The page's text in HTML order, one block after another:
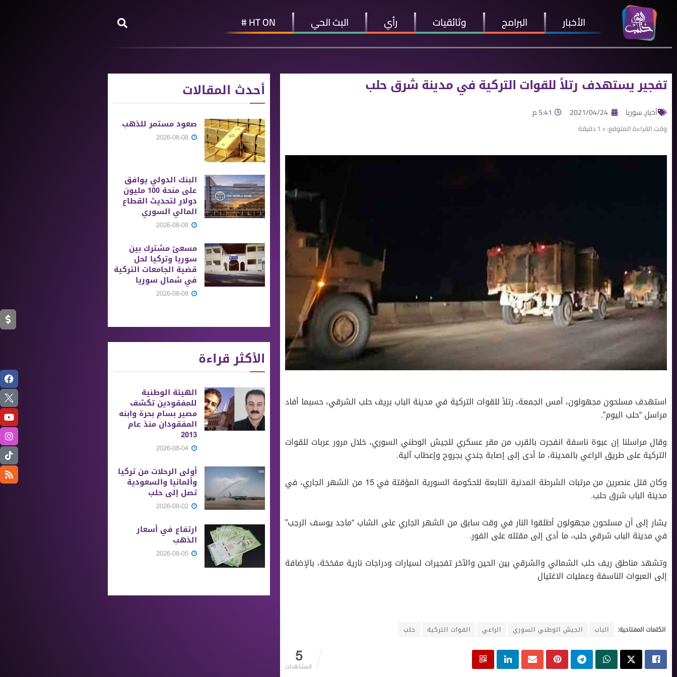
الأخبار البرامج وثائقيات رأي البث الحي HT ON #
تفجير يستهدف رتلاً للقوات التركية في مدينة شرق حلب
أخبار,سوريا 2021/04/24 5:41 م
وقت القراءة المتوقع:< 1 دقيقة
استهدف مسلحون مجهولون، أمس الجمعة، رتلاً للقوات التركية في مدينة الباب بريف حلب الشرقي، حسبما أفاد
مراسل “حلب اليوم”.
وقال مراسلنا إن عبوة ناسفة انفجرت بالقرب من مقر عسكري للجيش الوطني السوري، خلال مرور عربات للقوات
التركية على طريق الراعي بالمدينة، ما أدى إلى إصابة جندي بجروح وإعطاب آلية.
وكان قتل عنصرين من مرتبات الشرطة المدنية التابعة للحكومة السورية المؤقتة في 15 من الشهر الجاري، في
مدينة الباب شرق حلب.
يشار إلى أن مسلحون مجهولون أطلقوا النار في وقت سابق من الشهر الجاري على الشاب “ماجد يوسف الرجب”
في مدينة الباب شرقي حلب، ما أدى إلى مقتله على الفور.
وتشهد مناطق ريف حلب الشمالي والشرقي بين الحين والآخر تفجيرات لسيارات ودراجات نارية مفخخة، بالإضافة
إلى العبوات الناسفة وعمليات الاغتيال
الكلمات المفتاحية: الباب الجيش الوطني السوري الراعي القوات التركية حلب
5
المشاهدات
أحدث المقالات
صعود مستمر للذهب
البنك الدولي يوافق
على منحة 100 مليون
دولار لتحديث القطاع
المالي السوري
مسعىً مشترك بين
سوريا وتركيا لحل
قضية الجامعات التركية
في شمال سوريا
الأكثر قراءة
الهيئة الوطنية
للمفقودين تكشف
مصير بسام بحرة وابنه
المفقودان منذ عام
2013
أولى الرحلات من ‏تركيا
وألمانيا والسعودية
تصل إلى حلب
ارتفاع في أسعار
الذهب